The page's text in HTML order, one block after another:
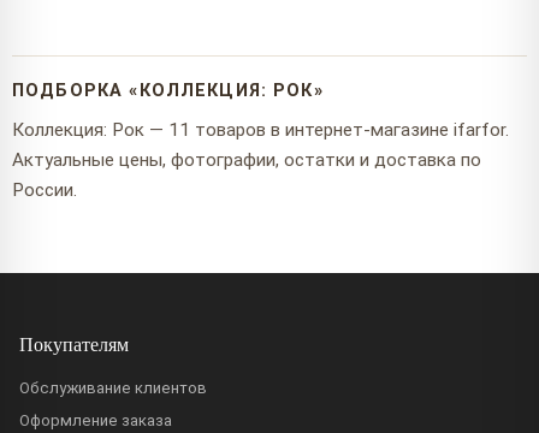
ПОДБОРКА «КОЛЛЕКЦИЯ: РОК»
Коллекция: Рок — 11 товаров в интернет-магазине ifarfor.
Актуальные цены, фотографии, остатки и доставка по
России.
Покупателям
Обслуживание клиентов
Оформление заказа